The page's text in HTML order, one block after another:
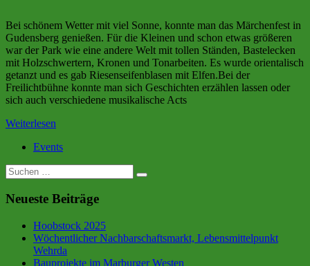
Bei schönem Wetter mit viel Sonne, konnte man das Märchenfest in
Gudensberg genießen. Für die Kleinen und schon etwas größeren
war der Park wie eine andere Welt mit tollen Ständen, Bastelecken
mit Holzschwertern, Kronen und Tonarbeiten. Es wurde orientalisch
getanzt und es gab Riesenseifenblasen mit Elfen.Bei der
Freilichtbühne konnte man sich Geschichten erzählen lassen oder
sich auch verschiedene musikalische Acts
Weiterlesen
Events
Suche
nach:
Neueste Beiträge
Hoobstock 2025
Wöchentlicher Nachbarschaftsmarkt, Lebensmittelpunkt
Wehrda
Bauprojekte im Marburger Westen